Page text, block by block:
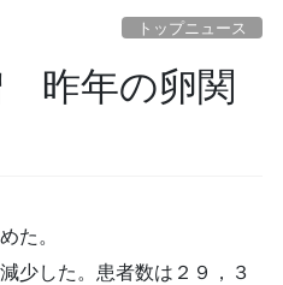
トップニュース
昨年の卵関
た。
少した。患者数は２９，３